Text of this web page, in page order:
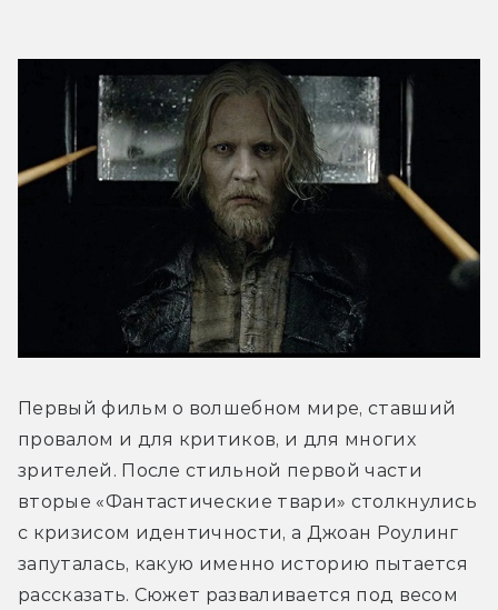
Первый фильм о волшебном мире, ставший
провалом и для критиков, и для многих
зрителей. После стильной первой части
вторые «Фантастические твари» столкнулись
с кризисом идентичности, а Джоан Роулинг
запуталась, какую именно историю пытается
рассказать. Сюжет разваливается под весом